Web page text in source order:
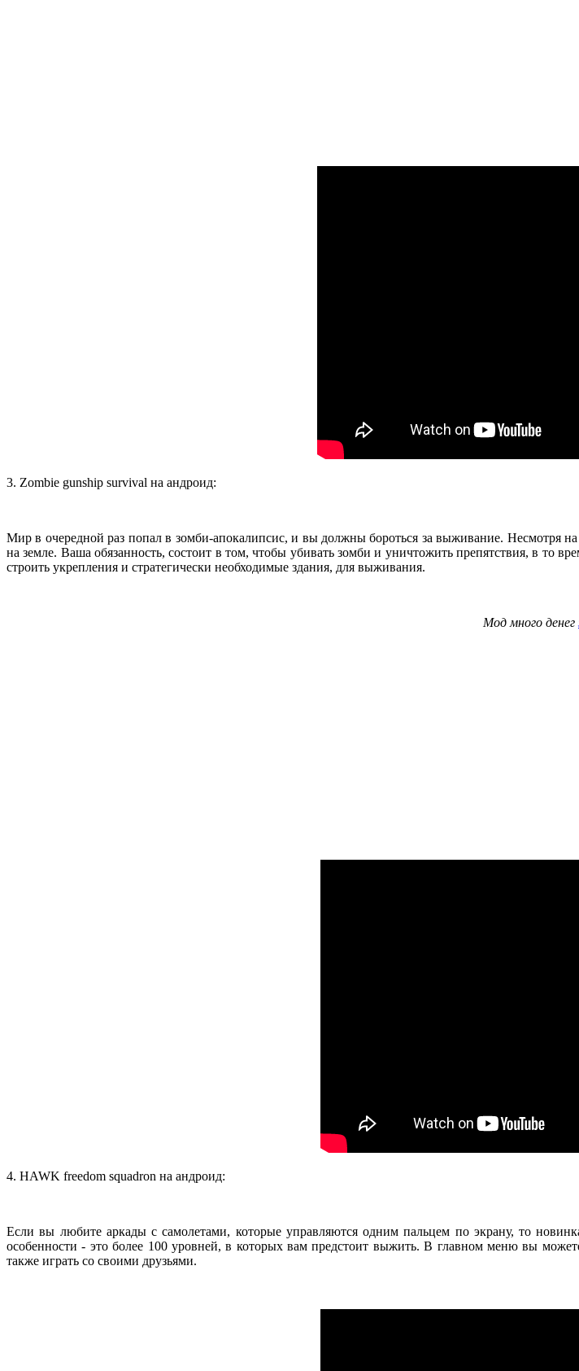
3. Zombie gunship survival на андроид:
Мир в очередной раз попал в зомби-апокалипсис, и вы должны бороться за выживание. Несмотря
на земле. Ваша обязанность, состоит в том, чтобы убивать зомби и уничтожить препятствия, в то
строить укрепления и стратегически необходимые здания, для выживания.
Мод много денег
4. HAWK freedom squadron на андроид:
Если вы любите аркады с самолетами, которые управляются одним пальцем по экрану, то
особенности - это более 100 уровней, в которых вам предстоит выжить. В главном меню вы
также играть со своими друзьями.